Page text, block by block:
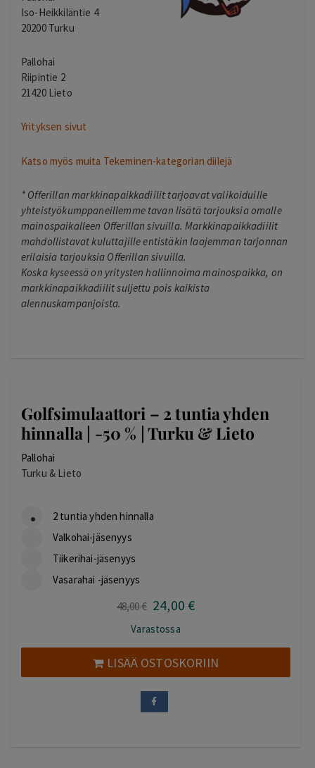
Iso-Heikkiläntie 4
20200 Turku
Pallohai
Riipintie 2
21420 Lieto
Yrityksen sivut
Katso myös muita Tekeminen-kategorian diilejä
* Offerillan markkinapaikkadiilit tarjoavat valikoiduille
yhteistyökumppaneillemme tavan lisätä tarjouksia omalle
mainospaikalleen Offerillan sivuilla. Markkinapaikkadiilit
mahdollistavat kuluttajille entistäkin laajemman tarjonnan
erilaisia tarjouksia Offerillan sivuilla.
Koska kyseessä on yritysten hallinnoima mainospaikka, on
markkinapaikkadiilit suljettu pois kaikista
alennuskampanjoista.
Golfsimulaattori – 2 tuntia yhden
hinnalla | -50 % | Turku & Lieto
Pallohai
Turku & Lieto
2 tuntia yhden hinnalla
Valkohai-jäsenyys
Tiikerihai-jäsenyys
Vasarahai -jäsenyys
48,00€ Alkuperäinen
oli:
48,00 €.
24,00 €Nykyinen
24,00 €.
Varastossa
LISÄÄ OSTOSKORIIN